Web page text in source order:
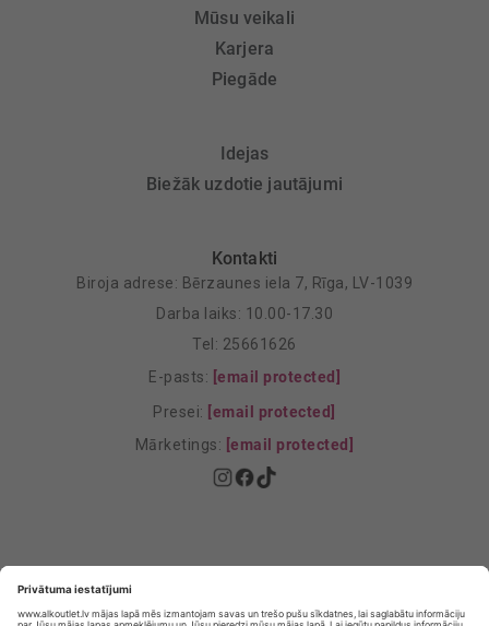
Mūsu veikali
Karjera
Piegāde
Idejas
Biežāk uzdotie jautājumi
Kontakti
Biroja adrese: Bērzaunes iela 7, Rīga, LV-1039
Darba laiks: 10.00-17.30
Tel: 25661626
E-pasts: [email protected]
Presei: [email protected]
Mārketings: [email protected]
Privātuma Iestatījumi